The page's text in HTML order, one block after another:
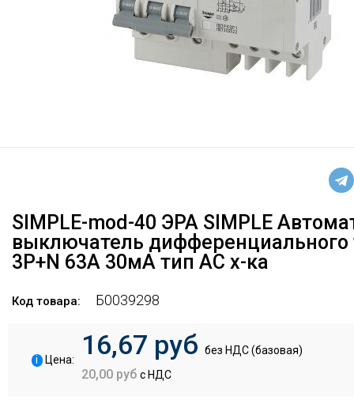
SIMPLE-mod-40 ЭРА SIMPLE
выключатель дифференциального
3P+N 63А 30мА тип АС х-ка
Код товара: Б0039298
i Цена: 16,67 руб без НДС (базовая)
20,00 руб с НДС